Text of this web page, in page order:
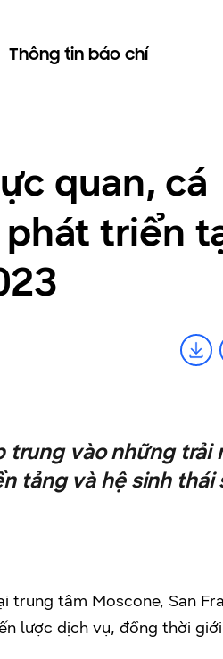
Thông tin báo chí
quan, cá
phát triển
trung vào những trải
tảng và hệ sinh thái
trung tâm Moscone, San
lược dịch vụ, đồng thời